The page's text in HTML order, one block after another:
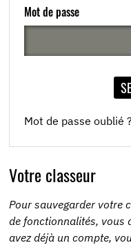
Mot de passe
Mot de passe oublié ?
Votre classeur
Pour sauvegarder votre
de fonctionnalités, vous
avez déjà un compte,